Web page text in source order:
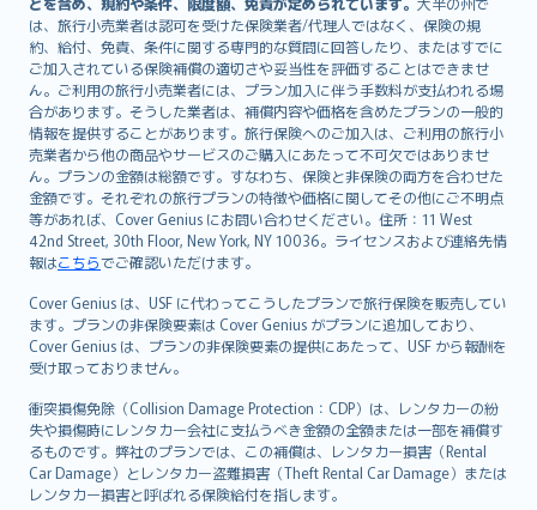
は、旅行小売業者は認可を受けた保険業者/代理人ではなく、保険の規
約、給付、免責、条件に関する専門的な質問に回答したり、またはすでに
ご加入されている保険補償の適切さや妥当性を評価することはできませ
ん。ご利用の旅行小売業者には、プラン加入に伴う手数料が支払われる場
合があります。そうした業者は、補償内容や価格を含めたプランの一般的
情報を提供することがあります。旅行保険へのご加入は、ご利用の旅行小
売業者から他の商品やサービスのご購入にあたって不可欠ではありませ
ん。プランの金額は総額です。すなわち、保険と非保険の両方を合わせた
金額です。それぞれの旅行プランの特徴や価格に関してその他にご不明点
等があれば、Cover Genius にお問い合わせください。住所：11 West
42nd Street, 30th Floor, New York, NY 10036。ライセンスおよび連絡先情
報はこちらでご確認いただけます。
Cover Genius は、USF に代わってこうしたプランで旅行保険を販売してい
ます。プランの非保険要素は Cover Genius がプランに追加しており、
Cover Genius は、プランの非保険要素の提供にあたって、USF から報酬を
受け取っておりません。
衝突損傷免除（Collision Damage Protection：CDP）は、レンタカーの紛
失や損傷時にレンタカー会社に支払うべき金額の全額または一部を補償す
るものです。弊社のプランでは、この補償は、レンタカー損害（Rental
Car Damage）とレンタカー盗難損害（Theft Rental Car Damage）または
レンタカー損害と呼ばれる保険給付を指します。